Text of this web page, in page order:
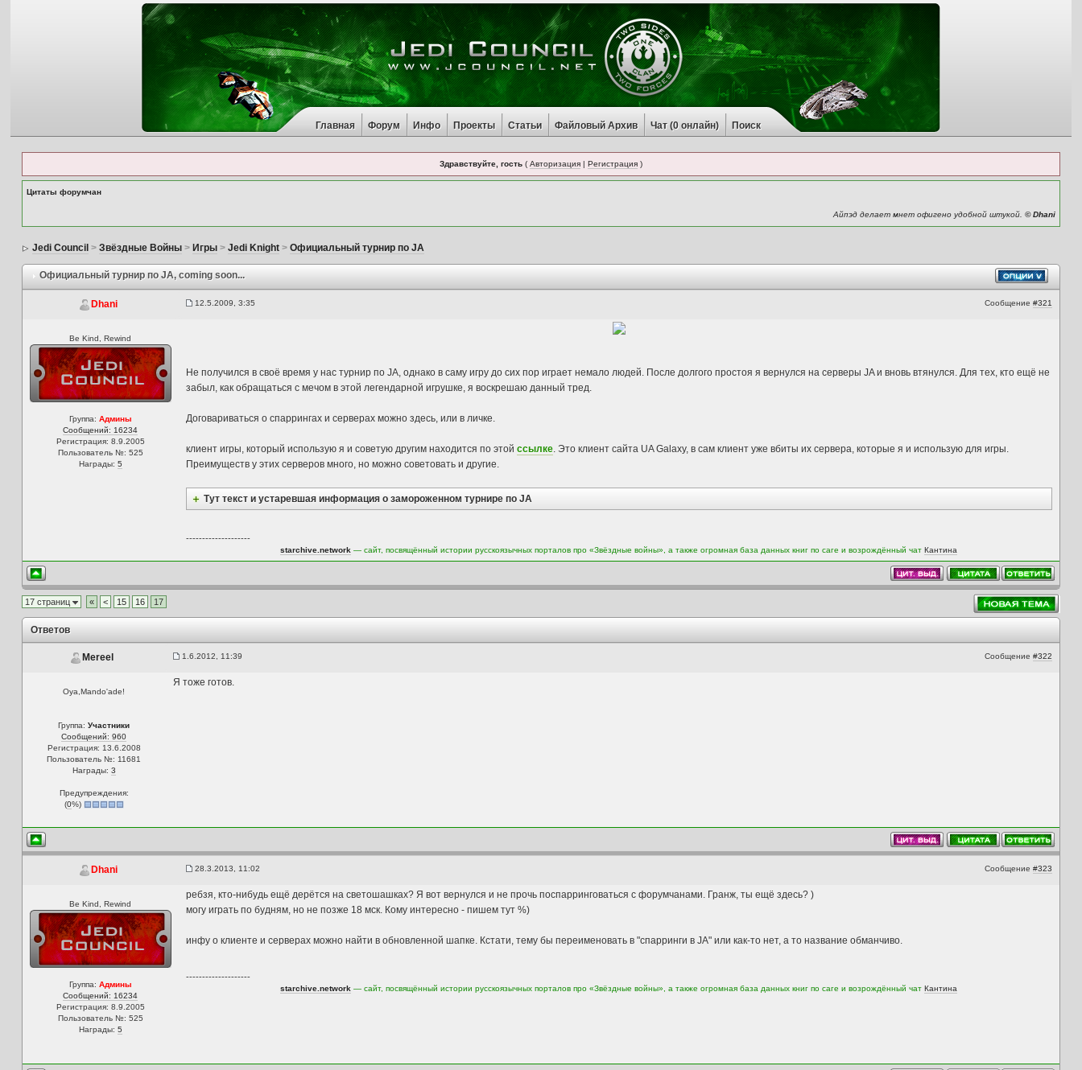
Главная Форум Инфо Проекты Статьи Файловый Архив Чат (0 онлайн) Поиск
Здравствуйте, гость( Авторизация| Регистрация)
Цитаты форумчан
Айпэд делает мнет офигено удобной штукой.© Dhani
Jedi Council > Звёздные Войны> Игры> Jedi Knight> Официальный турнир по JA
Официальный турнир по JA, coming soon...
Dhani 12.5.2009, 3:35 Сообщение #321
Be Kind, Rewind
Группа: Админы
Сообщений: 16234
Регистрация: 8.9.2005
Пользователь №: 525
Награды: 5
Не получился в своё время у нас турнир по JA, однако в саму игру до сих пор играет немало людей. После долгого простоя я вернулся на серверы JA и вновь втянулся. Для тех, кто ещё не
забыл, как обращаться с мечом в этой легендарной игрушке, я воскрешаю данный тред.
Договариваться о спаррингах и серверах можно здесь, или в личке.
клиент игры, который использую я и советую другим находится по этой ссылке. Это клиент сайта UA Galaxy, в сам клиент уже вбиты их сервера, которые я и использую для игры.
Преимуществ у этих серверов много, но можно советовать и другие.
Тут текст и устаревшая информация о замороженном турнире по JA
--------------------
starchive.network — сайт, посвящённый истории русскоязычных порталов про «Звёздные войны», а также огромная база данных книг по саге и возрождённый чатКантина
17 страниц « < 15 16 17
Ответов
Mereel 1.6.2012, 11:39 Сообщение #322
Oya,Mando'ade!
Группа:Участники
Сообщений: 960
Регистрация: 13.6.2008
Пользователь №: 11681
Награды: 3
Предупреждения:
(0%)
Я тоже готов.
Dhani 28.3.2013, 11:02 Сообщение #323
Be Kind, Rewind
Группа: Админы
Сообщений: 16234
Регистрация: 8.9.2005
Пользователь №: 525
Награды: 5
ребзя, кто-нибудь ещё дерётся на светошашках? Я вот вернулся и не прочь поспарринговаться с форумчанами. Гранж, ты ещё здесь? )
могу играть по будням, но не позже 18 мск. Кому интересно - пишем тут %)
инфу о клиенте и серверах можно найти в обновленной шапке. Кстати, тему бы переименовать в "спарринги в JA" или как-то нет, а то название обманчиво.
--------------------
starchive.network — сайт, посвящённый истории русскоязычных порталов про «Звёздные войны», а также огромная база данных книг по саге и возрождённый чатКантина